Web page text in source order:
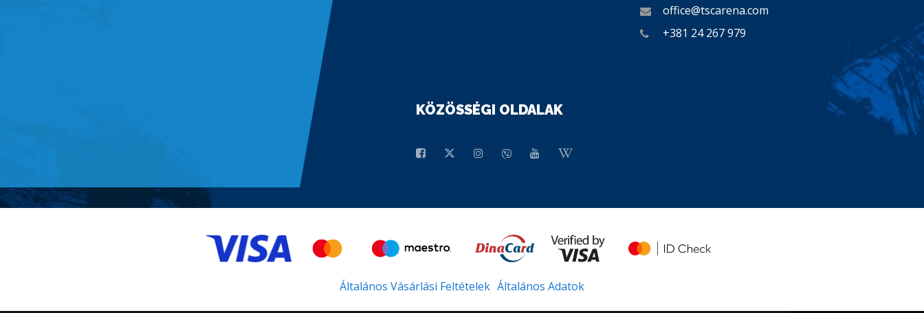
office@tscarena.com
+381 24 267 979
KÖZÖSSÉGI OLDALAK
Általános Vásárlási Feltételek Általános Adatok